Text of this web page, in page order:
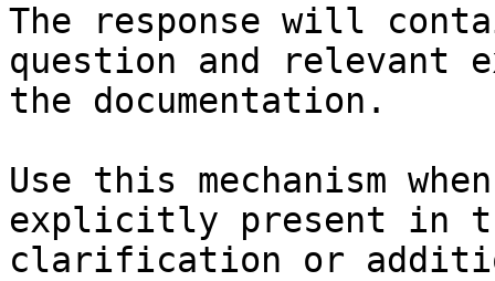
The response will
question and relevant
the documentation.
Use this mechanism
explicitly present in
clarification or